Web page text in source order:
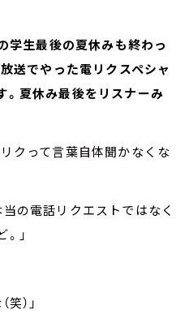
学生最後の夏休みも終わっ
送でやった電リクスペシャ
。夏休み最後をリスナーみ
クって言葉自体聞かなくな
の電話リクエストではなく
」
）」